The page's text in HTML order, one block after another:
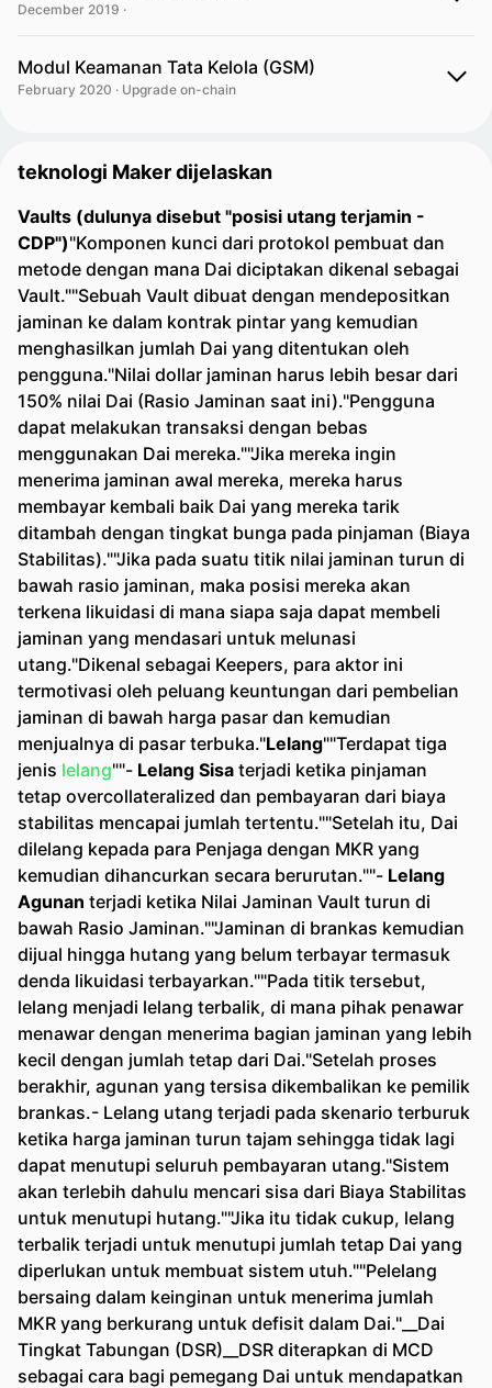
December 2019 ·
Modul Keamanan Tata Kelola (GSM)
February 2020 · Upgrade on-chain
teknologi Maker dijelaskan
Vaults (dulunya disebut "posisi utang terjamin -
CDP")"Komponen kunci dari protokol pembuat dan
metode dengan mana Dai diciptakan dikenal sebagai
Vault.""Sebuah Vault dibuat dengan mendepositkan
jaminan ke dalam kontrak pintar yang kemudian
menghasilkan jumlah Dai yang ditentukan oleh
pengguna."Nilai dollar jaminan harus lebih besar dari
150% nilai Dai (Rasio Jaminan saat ini)."Pengguna
dapat melakukan transaksi dengan bebas
menggunakan Dai mereka.""Jika mereka ingin
menerima jaminan awal mereka, mereka harus
membayar kembali baik Dai yang mereka tarik
ditambah dengan tingkat bunga pada pinjaman (Biaya
Stabilitas).""Jika pada suatu titik nilai jaminan turun di
bawah rasio jaminan, maka posisi mereka akan
terkena likuidasi di mana siapa saja dapat membeli
jaminan yang mendasari untuk melunasi
utang."Dikenal sebagai Keepers, para aktor ini
termotivasi oleh peluang keuntungan dari pembelian
jaminan di bawah harga pasar dan kemudian
menjualnya di pasar terbuka."Lelang""Terdapat tiga
jenis lelang""- Lelang Sisa terjadi ketika pinjaman
tetap overcollateralized dan pembayaran dari biaya
stabilitas mencapai jumlah tertentu.""Setelah itu, Dai
dilelang kepada para Penjaga dengan MKR yang
kemudian dihancurkan secara berurutan.""- Lelang
Agunan terjadi ketika Nilai Jaminan Vault turun di
bawah Rasio Jaminan.""Jaminan di brankas kemudian
dijual hingga hutang yang belum terbayar termasuk
denda likuidasi terbayarkan.""Pada titik tersebut,
lelang menjadi lelang terbalik, di mana pihak penawar
menawar dengan menerima bagian jaminan yang lebih
kecil dengan jumlah tetap dari Dai."Setelah proses
berakhir, agunan yang tersisa dikembalikan ke pemilik
brankas.- Lelang utang terjadi pada skenario terburuk
ketika harga jaminan turun tajam sehingga tidak lagi
dapat menutupi seluruh pembayaran utang."Sistem
akan terlebih dahulu mencari sisa dari Biaya Stabilitas
untuk menutupi hutang.""Jika itu tidak cukup, lelang
terbalik terjadi untuk menutupi jumlah tetap Dai yang
diperlukan untuk membuat sistem utuh.""Pelelang
bersaing dalam keinginan untuk menerima jumlah
MKR yang berkurang untuk defisit dalam Dai."__Dai
Tingkat Tabungan (DSR)__DSR diterapkan di MCD
sebagai cara bagi pemegang Dai untuk mendapatkan